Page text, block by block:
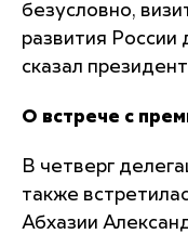
безусловно,
развития России
сказал
О встрече с
В четверг
также
Абхазии